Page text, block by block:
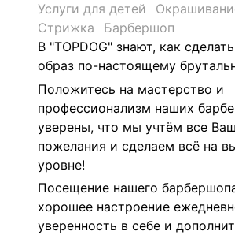
Услуги для детей
Стрижка
Барбершоп
В "TOPDOG" знают, как
образ по-настоящему
Положитесь на мастерство и
профессионализм наших
уверены, что мы учтём все
пожелания и сделаем всё на
уровне!
Посещение нашего
хорошее настроение
уверенность в себе и